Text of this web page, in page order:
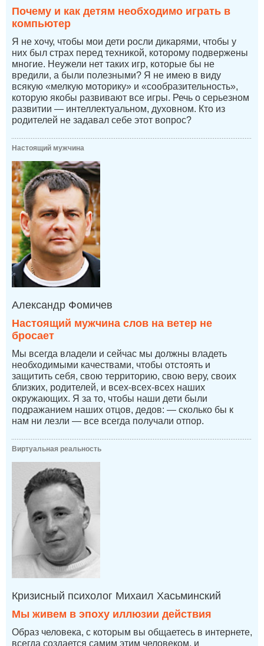
Почему и как детям необходимо играть в
компьютер
Я не хочу, чтобы мои дети росли дикарями, чтобы у
них был страх перед техникой, которому подвержены
многие. Неужели нет таких игр, которые бы не
вредили, а были полезными? Я не имею в виду
всякую «мелкую моторику» и «сообразительность»,
которую якобы развивают все игры. Речь о серьезном
развитии — интеллектуальном, духовном. Кто из
родителей не задавал себе этот вопрос?
Настоящий мужчина
Александр Фомичев
Настоящий мужчина слов на ветер не
бросает
Мы всегда владели и сейчас мы должны владеть
необходимыми качествами, чтобы отстоять и
защитить себя, свою территорию, свою веру, своих
близких, родителей, и всех-всех-всех наших
окружающих. Я за то, чтобы наши дети были
подражанием наших отцов, дедов: — сколько бы к
нам ни лезли — все всегда получали отпор.
Виртуальная реальность
Кризисный психолог Михаил Хасьминский
Мы живем в эпоху иллюзии действия
Образ человека, с которым вы общаетесь в интернете,
всегда создается самим этим человеком, и